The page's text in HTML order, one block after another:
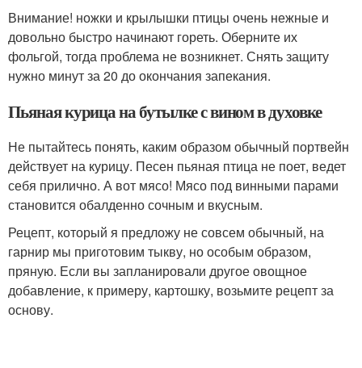
Внимание! ножки и крылышки птицы очень нежные и
довольно быстро начинают гореть. Оберните их
фольгой, тогда проблема не возникнет. Снять защиту
нужно минут за 20 до окончания запекания.
Пьяная курица на бутылке с вином в духовке
Не пытайтесь понять, каким образом обычный портвейн
действует на курицу. Песен пьяная птица не поет, ведет
себя прилично. А вот мясо! Мясо под винными парами
становится обалденно сочным и вкусным.
Рецепт, который я предложу не совсем обычный, на
гарнир мы приготовим тыкву, но особым образом,
пряную. Если вы запланировали другое овощное
добавление, к примеру, картошку, возьмите рецепт за
основу.